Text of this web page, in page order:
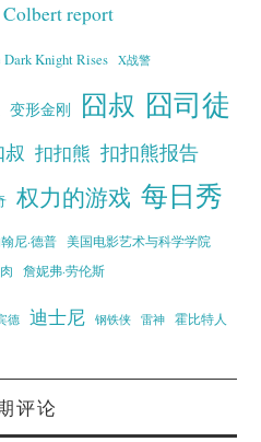
report
Dark Knight Rises X战警
变形金刚 囧叔 囧司徒
扣扣熊 扣扣熊报告
权力的游戏 每日秀
尼·德普
美国电影艺术与科学学院
詹妮弗·劳伦斯
德 迪士尼 钢铁侠 雷神 霍比特人
评论